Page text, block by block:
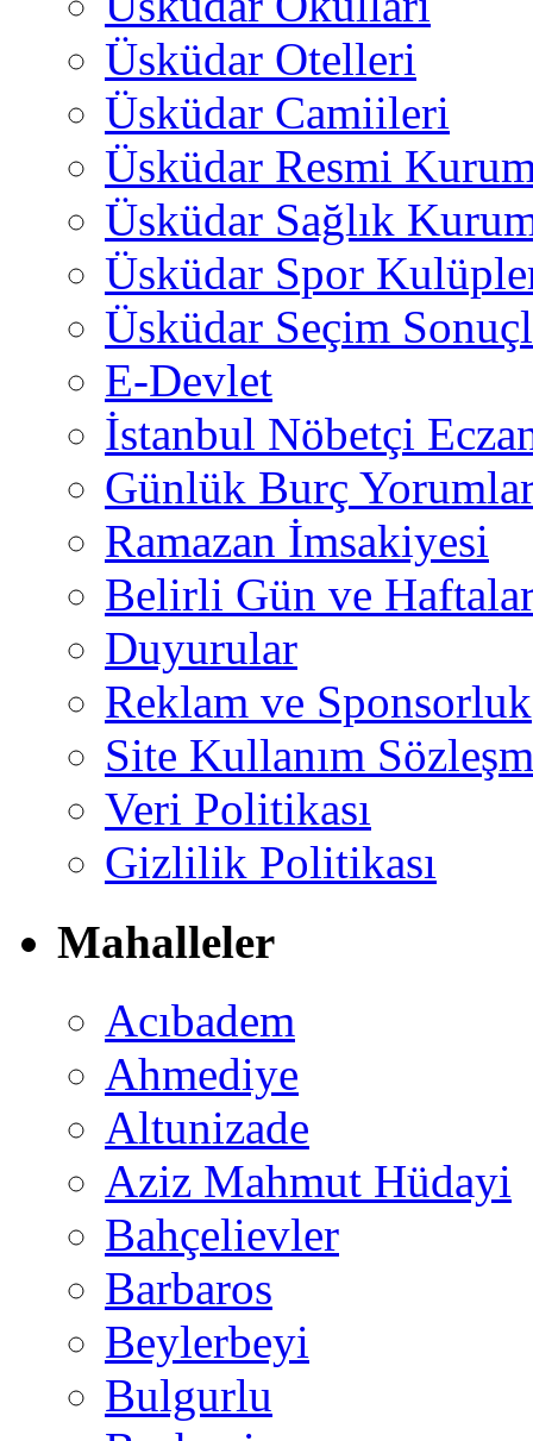
Üsküdar Otelleri
Üsküdar Camiileri
Üsküdar Resmi
Üsküdar Sağlık
Üsküdar Spor
Üsküdar Seçim
E-Devlet
İstanbul Nöbetçi
Günlük Burç
Ramazan İmsakiyesi
Belirli Gün ve
Duyurular
Reklam ve Sponsorluk
Site Kullanım
Veri Politikası
Gizlilik Politikası
Mahalleler
Acıbadem
Ahmediye
Altunizade
Aziz Mahmut Hüdayi
Bahçelievler
Barbaros
Beylerbeyi
Bulgurlu